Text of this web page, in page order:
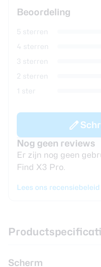
Beoordeling
5 sterren
4 sterren
3 sterren
2 sterren
1 ster
Nog geen reviews
Er zijn nog geen
Find X3 Pro.
Lees ons recensiebeleid
Scherm